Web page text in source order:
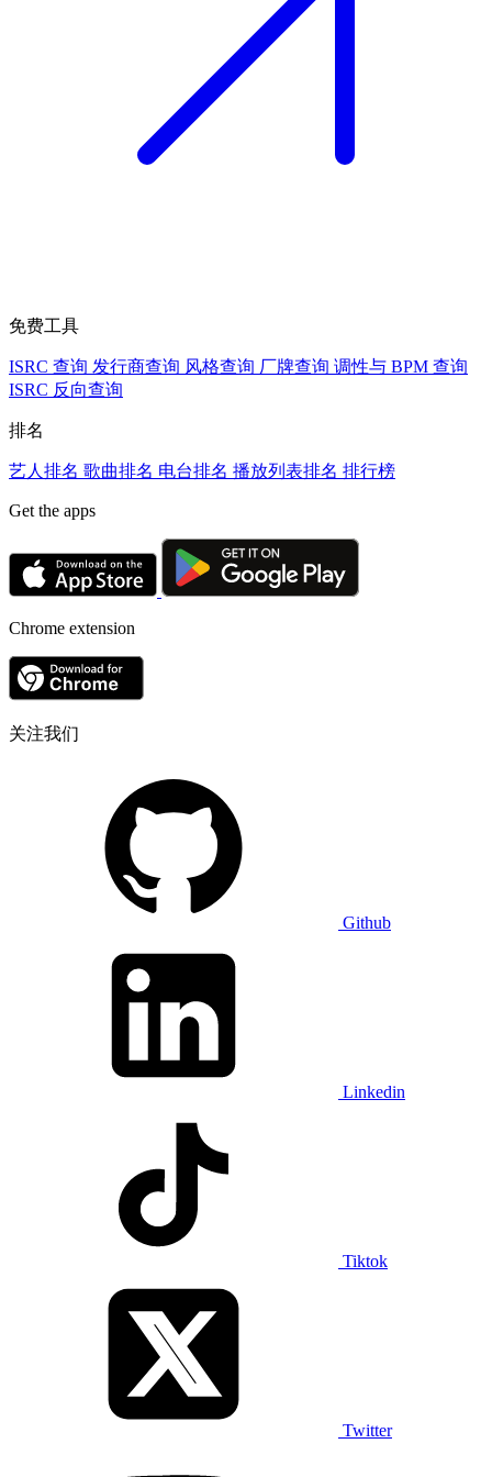
免费工具
ISRC 查询 发行商查询 风格查询 厂牌查询 调性与 BPM 查询
ISRC 反向查询
排名
艺人排名 歌曲排名 电台排名 播放列表排名 排行榜
Get the apps
Chrome extension
关注我们
Github
Linkedin
Tiktok
Twitter